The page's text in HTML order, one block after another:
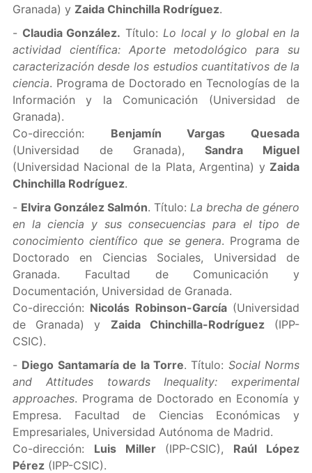
Granada) y Zaida Chinchilla Rodríguez.
- Claudia González. Título: Lo local y lo global en la
actividad científica: Aporte metodológico para su
caracterización desde los estudios cuantitativos de la
ciencia. Programa de Doctorado en Tecnologías de la
Información y la Comunicación (Universidad de
Granada).
Co-dirección: Benjamín Vargas Quesada
(Universidad de Granada),Sandra Miguel
(Universidad Nacional de la Plata, Argentina) y Zaida
Chinchilla Rodríguez.
- Elvira González Salmón. Título:La brecha de género
en la ciencia y sus consecuencias para el tipo de
conocimiento científico que se genera. Programa de
Doctorado en Ciencias Sociales, Universidad de
Granada. Facultad de Comunicación y
Documentación, Universidad de Granada.
Co-dirección: Nicolás Robinson-García(Universidad
de Granada) y Zaida Chinchilla-Rodríguez(IPP-
CSIC).
- Diego Santamaría de la Torre. Título: Social Norms
and Attitudes towards Inequality: experimental
approaches. Programa de Doctorado en Economía y
Empresa. Facultad de Ciencias Económicas y
Empresariales, Universidad Autónoma de Madrid.
Co-dirección: Luis Miller(IPP-CSIC), Raúl López
Pérez(IPP-CSIC).